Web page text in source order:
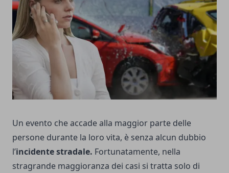
Un evento che accade alla maggior parte delle
persone durante la loro vita, è senza alcun dubbio
l’incidente stradale. Fortunatamente, nella
stragrande maggioranza dei casi si tratta solo di